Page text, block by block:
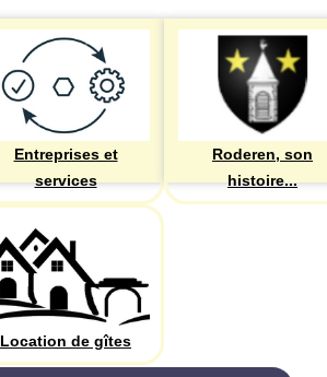
Entreprises et
services
Location de gîtes
Roderen, son
histoire...